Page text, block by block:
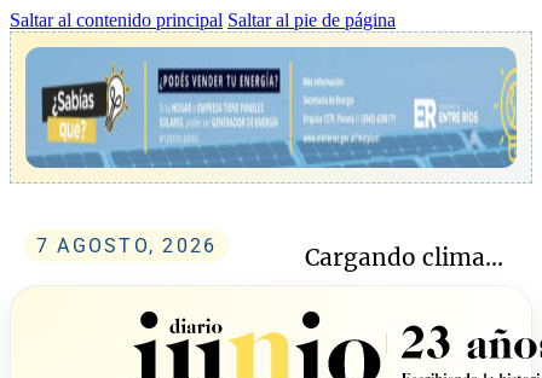
Saltar al contenido principal Saltar al pie de página
7 AGOSTO, 2026 Cargando clima...